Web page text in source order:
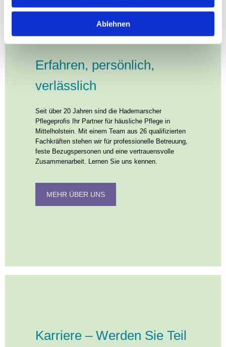
Ablehnen
Erfahren, persönlich,
verlässlich
Seit über 20 Jahren sind die Hademarscher
Pflegeprofis Ihr Partner für häusliche Pflege in
Mittelholstein. Mit einem Team aus 26 qualifizierten
Fachkräften stehen wir für professionelle Betreuung,
feste Bezugspersonen und eine vertrauensvolle
Zusammenarbeit. Lernen Sie uns kennen.
MEHR ÜBER UNS
Karriere – Werden Sie Teil